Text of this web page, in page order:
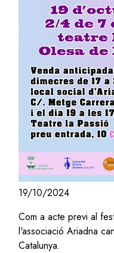
19/10/2024
Com a acte previ al
l'associació Ariadna
Catalunya.